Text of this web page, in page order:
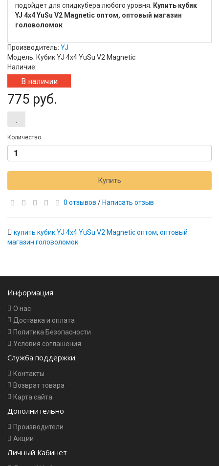
подойдет для спидкубера любого уровня.
Купить кубик
YJ 4x4 YuSu V2 Magnetic оптом, оптовый магазин
головоломок
Производитель: YJ
Модель: Кубик YJ 4x4 YuSu V2 Magnetic
Наличие:
В наличии
775 руб.
Количество
Купить
0 отзывов / Написать отзыв
купить кубик YJ 4x4 YuSu V2 Magnetic оптом, оптовый
магазин головоломок
Информация
О нас
Доставка и оплата
Политика Безопасности
Условия соглашения
Служба поддержки
Контакты
Возврат товара
Карта сайта
Дополнительно
Производители
Акции
Личный Кабинет